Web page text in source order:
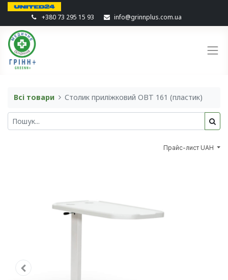
+380 73 295 15 93 info@grinnplus.com.ua
Всі товари Столик приліжковий OBT 161 (пластик)
Прайс-лист UAH